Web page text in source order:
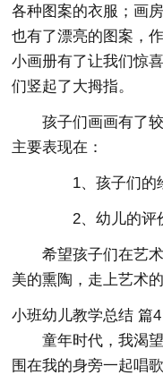
各种图案的衣服；画
也有了漂亮的图案，
小画册有了让我们惊
们竖起了大拇指。
孩子们画画有了
主要表现在：
1、孩子们的绘
2、幼儿的评价
希望孩子们在艺
美的熏陶，走上艺术的
小班幼儿教学总结 篇4
童年时代，我渴
围在我的身旁一起唱